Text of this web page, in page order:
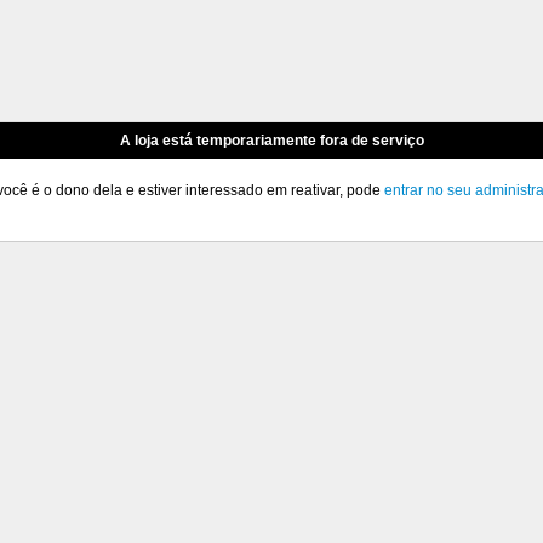
A loja está temporariamente fora de serviço
é o dono dela e estiver interessado em reativar, pode entrar no seu